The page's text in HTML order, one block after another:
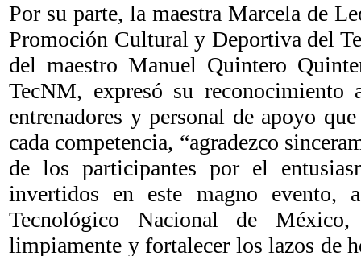
Por su parte, la maestra Marcela de
Promoción Cultural y Deportiva del
del maestro Manuel Quintero
TecNM, expresó su reconocimiento
entrenadores y personal de apoyo
cada competencia, “agradezco
de los participantes por el
invertidos en este magno evento,
Tecnológico Nacional de
limpiamente y fortalecer los lazos de